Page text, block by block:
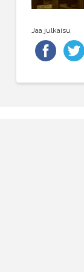
Jaa julkaisu